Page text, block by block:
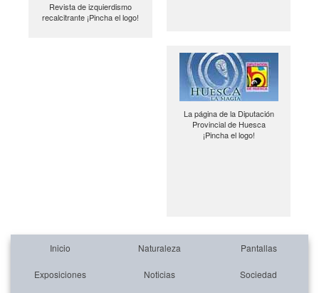
Revista de izquierdismo
recalcitrante ¡Pincha el logo!
La página de la Diputación
Provincial de Huesca
¡Pincha el logo!
Inicio Naturaleza Pantallas
Exposiciones Noticias Sociedad